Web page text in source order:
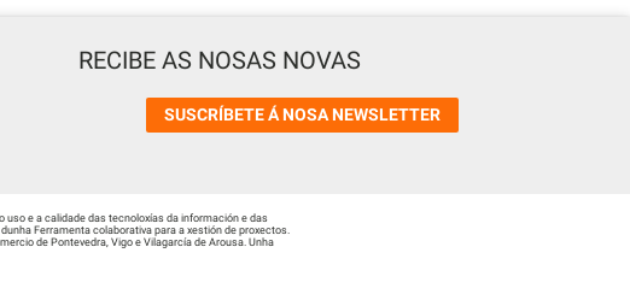
RECIBE AS NOSAS NOVAS
SUSCRÍBETE Á NOSA NEWSLETTER
uso e a calidade das tecnoloxías da información e das
Ferramenta colaborativa para a xestión de proxectos.
de Pontevedra, Vigo e Vilagarcía de Arousa. Unha